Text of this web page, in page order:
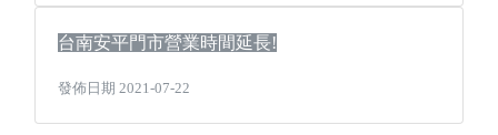
台南安平門市營業時間延長!
發佈日期 2021-07-22